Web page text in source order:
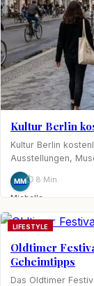
Kultur Berlin
Kultur Berlin
Ausstellungen,
MM
Michelle
⏱ 8 Min.
LIFESTYLE
Oldtimer
Geheimtipps
Das Oldtimer